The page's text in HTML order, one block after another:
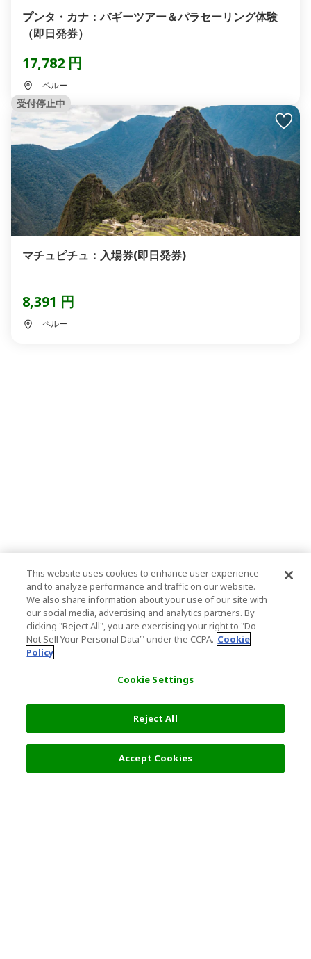
プンタ・カナ：バギーツアー＆パラセーリング体験
（即日発券）
17,782 円
ペルー
受付停止中
マチュピチュ：入場券(即日発券)
8,391 円
ペルー
This website uses cookies to enhance user experience
and to analyze performance and traffic on our website.
We also share information about your use of our site with
our social media, advertising and analytics partners. By
clicking "Reject All", you are exercising your right to "Do
Not Sell Your Personal Data’" under the CCPA. Cookie
Policy
Cookie Settings
Reject All
Accept Cookies